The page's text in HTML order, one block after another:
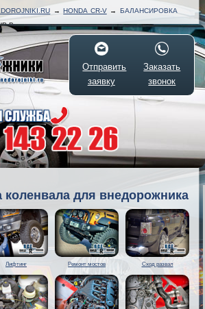
→HONDA CR-V→ БАЛАНСИРОВКА
В
Отправить
заявку
Заказать
звонок
коленвала для внедорожника
Лифтинг Ремонт мостов Сход развал